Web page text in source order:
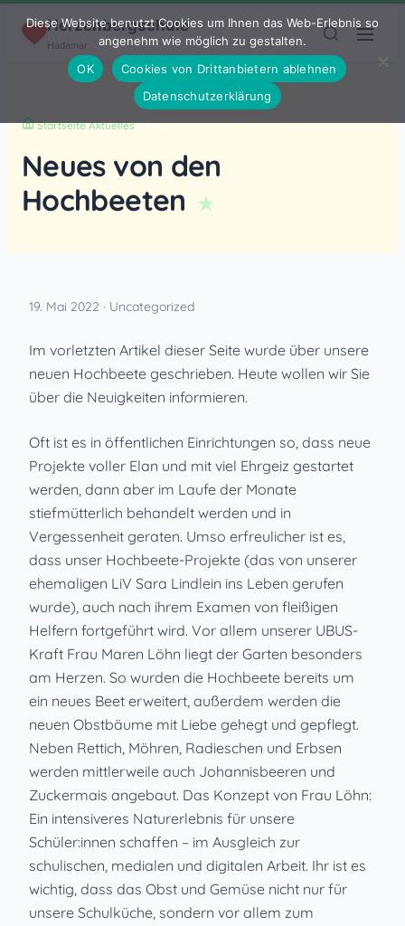
Zum Inhalt springen
Herzenbergschule
Hadamar
Startseite›Aktuelles›Neues von den Hochbeeten
Neues von den
Hochbeeten
19. Mai 2022 · Uncategorized
Im vorletzten Artikel dieser Seite wurde über unsere
neuen Hochbeete geschrieben. Heute wollen wir Sie
über die Neuigkeiten informieren.
Oft ist es in öffentlichen Einrichtungen so, dass neue
Projekte voller Elan und mit viel Ehrgeiz gestartet
werden, dann aber im Laufe der Monate
stiefmütterlich behandelt werden und in
Vergessenheit geraten. Umso erfreulicher ist es,
dass unser Hochbeete-Projekte (das von unserer
ehemaligen LiV Sara Lindlein ins Leben gerufen
wurde), auch nach ihrem Examen von fleißigen
Helfern fortgeführt wird. Vor allem unserer UBUS-
Kraft Frau Maren Löhn liegt der Garten besonders
am Herzen. So wurden die Hochbeete bereits um
ein neues Beet erweitert, außerdem werden die
neuen Obstbäume mit Liebe gehegt und gepflegt.
Neben Rettich, Möhren, Radieschen und Erbsen
werden mittlerweile auch Johannisbeeren und
Zuckermais angebaut. Das Konzept von Frau Löhn:
Ein intensiveres Naturerlebnis für unsere
Schüler:innen schaffen – im Ausgleich zur
schulischen, medialen und digitalen Arbeit. Ihr ist es
wichtig, dass das Obst und Gemüse nicht nur für
unsere Schulküche, sondern vor allem zum
Diese Website benutzt Cookies um Ihnen das Web-Erlebnis so
angenehm wie möglich zu gestalten.
OK
Cookies von Drittanbietern ablehnen
Datenschutzerklärung